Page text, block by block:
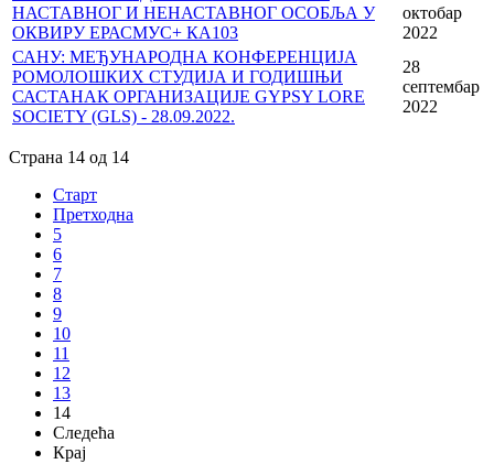
НАСТАВНОГ И НЕНАСТАВНОГ ОСОБЉА У
ОКВИРУ ЕРАСМУС+ КА103
октобар
2022
САНУ: МЕЂУНАРОДНА КОНФЕРЕНЦИЈА
РОМОЛОШКИХ СТУДИЈА И ГОДИШЊИ
САСТАНАК ОРГАНИЗАЦИЈЕ GYPSY LORE
SOCIETY (GLS) - 28.09.2022.
28
септембар
2022
Страна 14 од 14
Старт
Претходна
5
6
7
8
9
10
11
12
13
14
Следећа
Крај